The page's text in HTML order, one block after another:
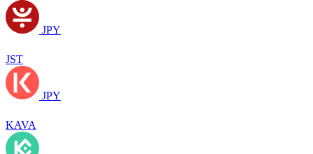
JPY
JST
JPY
KAVA